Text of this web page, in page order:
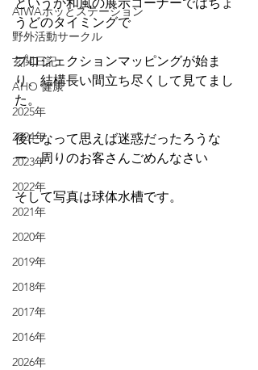
AIWAホッとステーション
野外活動サークル
玄関日記
AHO 健康
2025年
2024年
2023年
2022年
2021年
2020年
2019年
2018年
2017年
2016年
2026年
うどのタイミングで
プロジェクションマッピングが始ま
り、結構長い間立ち尽くして見てまし
た。
後になって思えば迷惑だったろうな
ー　周りのお客さんごめんなさい
そして写真は球体水槽です。